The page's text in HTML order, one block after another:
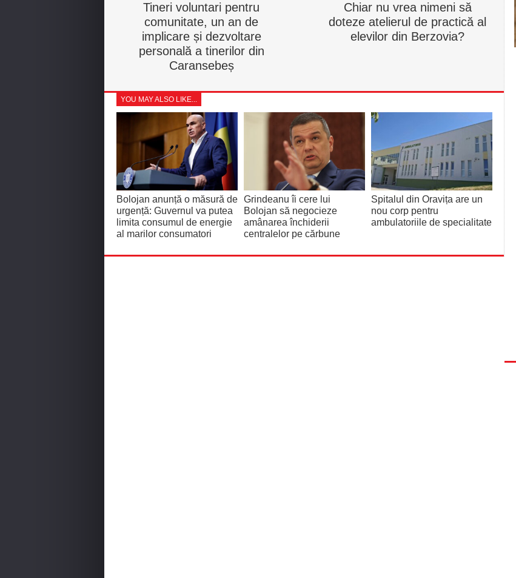
Tineri voluntari pentru
comunitate, un an de
implicare și dezvoltare
personală a tinerilor din
Caransebeș
Chiar nu vrea nimeni să
doteze atelierul de practică al
elevilor din Berzovia?
YOU MAY ALSO LIKE...
Bolojan anunță o măsură de
urgență: Guvernul va putea
limita consumul de energie
al marilor consumatori
Grindeanu îi cere lui
Bolojan să negocieze
amânarea închiderii
centralelor pe cărbune
Spitalul din Oravița are un
nou corp pentru
ambulatoriile de specialitate